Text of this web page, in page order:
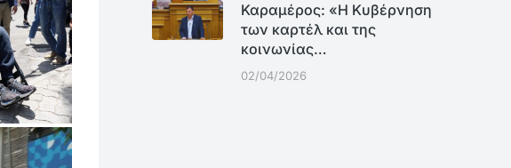
Καραμέρος: «Η Κυβέρνηση
των καρτέλ και της
κοινωνίας…
02/04/2026